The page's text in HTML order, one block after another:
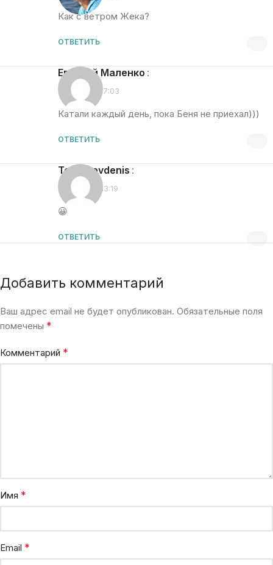
Как с ветром Жека?
ОТВЕТИТЬ
Евгений Маленко :
12.12.2015 в 17:03
Катали каждый день, пока Беня не приехал)))
ОТВЕТИТЬ
toporkovdenis :
11.01.2016 в 13:19
😀
ОТВЕТИТЬ
Добавить комментарий
Ваш адрес email не будет опубликован. Обязательные поля
помечены *
Комментарий *
Имя *
Email *